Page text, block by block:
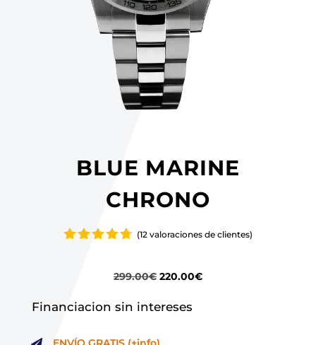
BLUE MARINE
CHRONO
de 5 en
valoracio
nes de
(12 valoraciones de clientes)
299.00€ El
original
220.00€El
Financiacion sin intereses